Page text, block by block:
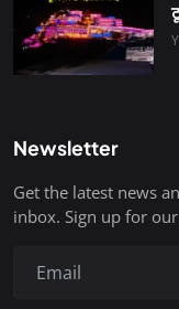
Newsletter
Get the latest news
inbox. Sign up for